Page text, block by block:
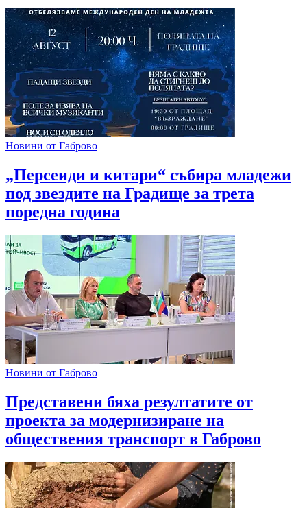
Новини от Габрово
„Персеиди и китари“ събира младежи
под звездите на Градище за трета
поредна година
Новини от Габрово
Представени бяха резултатите от
проекта за модернизиране на
обществения транспорт в Габрово